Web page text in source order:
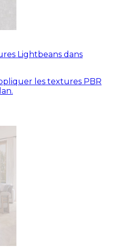
Lightbeans dans
les textures PBR